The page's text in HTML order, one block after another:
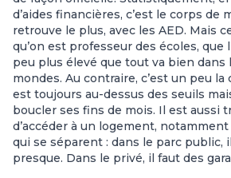
d’aides financières, c’est le corps de
retrouve le plus, avec les AED. Mais
qu’on est professeur des écoles, que
peu plus élevé que tout va bien dans
mondes. Au contraire, c’est un peu
est toujours au-dessus des seuils
boucler ses fins de mois. Il est aussi
d’accéder à un logement,
qui se séparent : dans le parc public,
presque. Dans le privé, il faut des